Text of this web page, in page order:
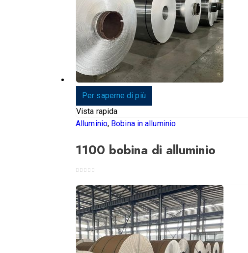
Per saperne di più
Vista rapida
Alluminio, Bobina in alluminio
1100 bobina di alluminio